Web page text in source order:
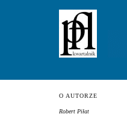
O AUTORZE
Robert Piłat